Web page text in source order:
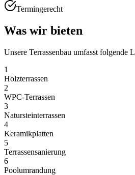
Termingerecht
Was wir bieten
Unsere Terrassenbau umfasst folgende
1
Holzterrassen
2
WPC-Terrassen
3
Natursteinterrassen
4
Keramikplatten
5
Terrassensanierung
6
Poolumrandung